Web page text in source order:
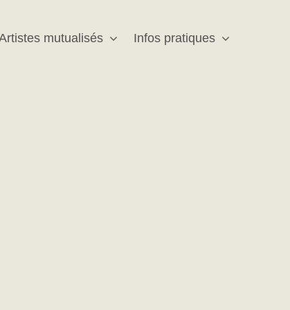
mutualisés Infos pratiques